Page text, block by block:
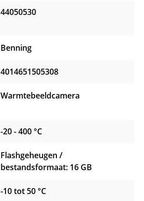
44050530
Benning
4014651505308
Warmtebeeldcamera
-20 - 400 °C
Flashgeheugen /
bestandsformaat: 16 GB
-10 tot 50 °C